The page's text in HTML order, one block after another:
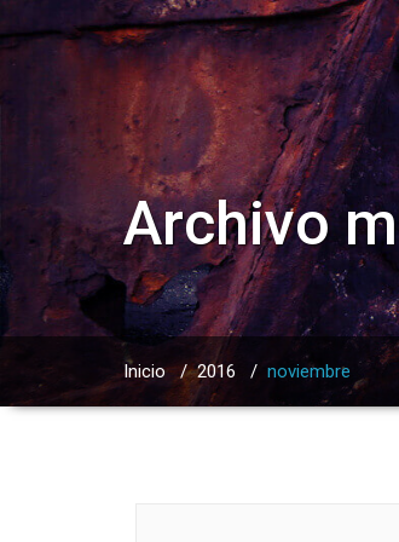
Archivo
Inicio/2016 / noviembre